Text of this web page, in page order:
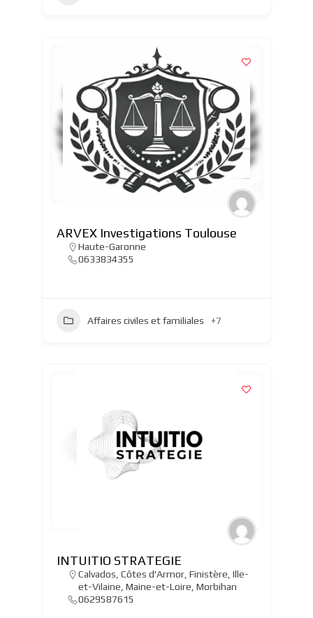
ARVEX Investigations Toulouse
Haute-Garonne
0633834355
Affaires civiles et familiales +7
INTUITIO STRATEGIE
Calvados Côtes d'Armor, Finistère Ille-
et-Vilaine Maine-et-Loire Morbihan
0629587615